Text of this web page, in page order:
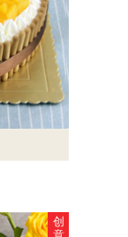
创